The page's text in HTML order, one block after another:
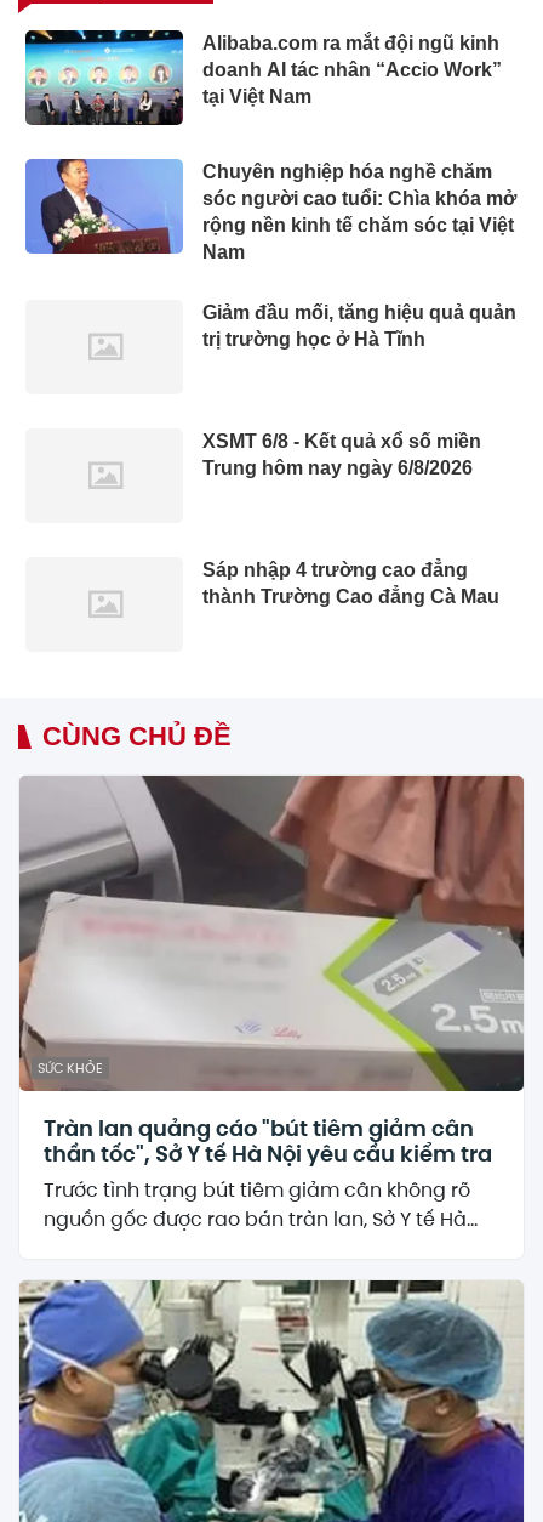
Alibaba.com ra mắt đội ngũ kinh
doanh AI tác nhân “Accio Work”
tại Việt Nam
Chuyên nghiệp hóa nghề chăm
sóc người cao tuổi: Chìa khóa mở
rộng nền kinh tế chăm sóc tại Việt
Nam
Giảm đầu mối, tăng hiệu quả quản
trị trường học ở Hà Tĩnh
XSMT 6/8 - Kết quả xổ số miền
Trung hôm nay ngày 6/8/2026
Sáp nhập 4 trường cao đẳng
thành Trường Cao đẳng Cà Mau
CÙNG CHỦ ĐỀ
SỨC KHỎE
Tràn lan quảng cáo "bút tiêm giảm cân
thần tốc", Sở Y tế Hà Nội yêu cầu kiểm tra
Trước tình trạng bút tiêm giảm cân không rõ
nguồn gốc được rao bán tràn lan, Sở Y tế Hà...